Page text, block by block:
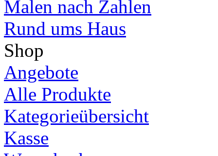
Malen nach Zahlen
Rund ums Haus
Shop
Angebote
Alle Produkte
Kategorieübersicht
Kasse